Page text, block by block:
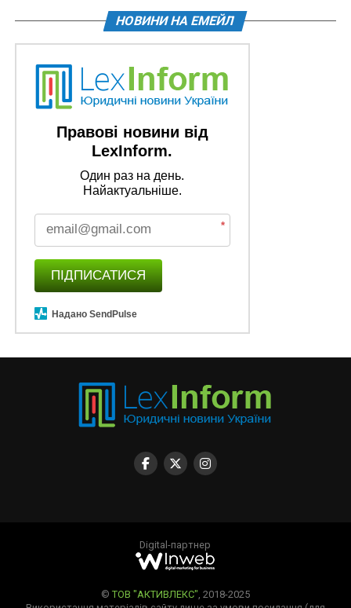
НОВИНИ НА ЕМЕЙЛ
Правові новини від
LexInform.
Один раз на день.
Найактуальніше.
*
ПІДПИСАТИСЯ
Надано SendPulse
Digital-партнер
© ТОВ "АКТИВЛЕКС" , 2018-2025